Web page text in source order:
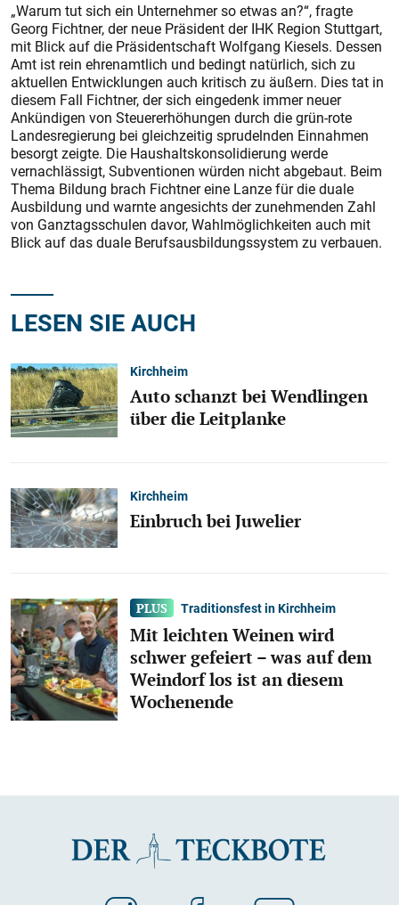
„Warum tut sich ein Unternehmer so etwas an?“, fragte
Georg Fichtner, der neue Präsident der IHK Region Stuttgart,
mit Blick auf die Präsidentschaft Wolfgang Kiesels. Dessen
Amt ist rein ehrenamtlich und bedingt natürlich, sich zu
aktuellen Entwicklungen auch kritisch zu äußern. Dies tat in
diesem Fall Fichtner, der sich eingedenk immer neuer
Ankündigen von Steuererhöhungen durch die grün-rote
Landesregierung bei gleichzeitig sprudelnden Einnahmen
besorgt zeigte. Die Haushaltskonsolidierung werde
vernachlässigt, Subventionen würden nicht abgebaut. Beim
Thema Bildung brach Fichtner eine Lanze für die duale
Ausbildung und warnte angesichts der zunehmenden Zahl
von Ganztagsschulen davor, Wahlmöglichkeiten auch mit
Blick auf das duale Berufsausbildungssystem zu verbauen.
LESEN SIE AUCH
Kirchheim
Auto schanzt bei Wendlingen
über die Leitplanke
Kirchheim
Einbruch bei Juwelier
Traditionsfest in Kirchheim
Mit leichten Weinen wird
schwer gefeiert – was auf dem
Weindorf los ist an diesem
Wochenende